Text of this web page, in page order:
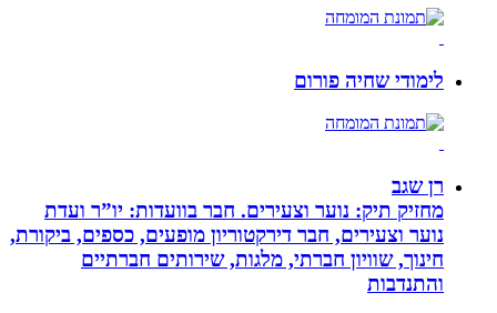
לימודי שחיה פורום
רן שגב
מחזיק תיק: נוער וצעירים. חבר בוועדות: יו”ר ועדת
נוער וצעירים, חבר דירקטוריון מופעים, כספים, ביקורת,
חינוך, שוויון חברתי, מלגות, שירותים חברתיים
והתנדבות